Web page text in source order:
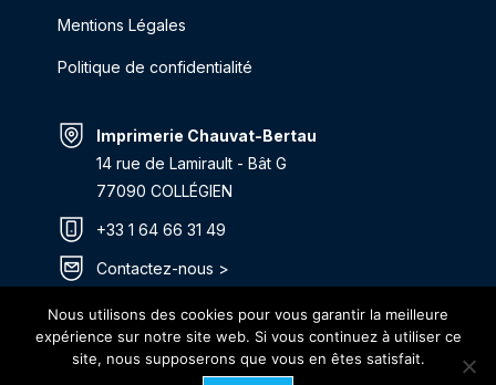
Mentions Légales
Politique de confidentialité
Imprimerie Chauvat-Bertau
14 rue de Lamirault - Bât G
77090 COLLÉGIEN
+33 1 64 66 31 49
Contactez-nous >
Itinéraire >
Nous utilisons des cookies pour vous garantir la meilleure
expérience sur notre site web. Si vous continuez à utiliser ce
site, nous supposerons que vous en êtes satisfait.